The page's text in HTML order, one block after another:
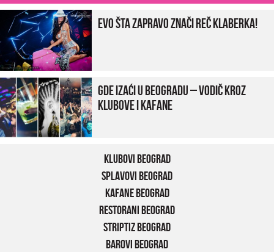
Evo šta zapravo znači reč klaberka!
Gde izaći u Beogradu – vodič kroz
klubove i kafane
Klubovi Beograd
Splavovi Beograd
Kafane Beograd
Restorani Beograd
Striptiz Beograd
Barovi Beograd